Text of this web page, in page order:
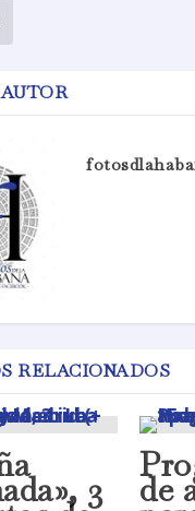
RELACIONADOS
3 de